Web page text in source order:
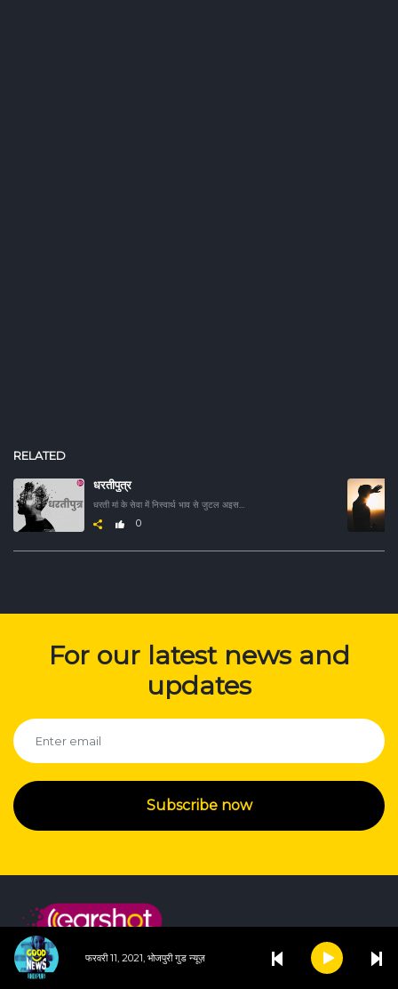
फरवरी 11, 2021, भोजपुरी गुड न्यूज़
RELATED
धरतीपुत्र
धरती मां के सेवा में निस्वार्थ भाव से जुटल अइसन नायक लो के कहानी जे असली मायने में बाड़ें धरतीपुत्र।
0
For our latest news and
updates
Subscribe now
Experience Earshot on any device. The ease & simplicity of